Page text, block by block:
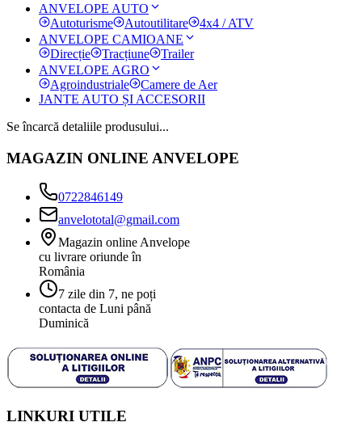
ANVELOPE AUTO
Autoturisme
Autoutilitare
4x4 / ATV
ANVELOPE CAMIOANE
Direcție
Tracțiune
Trailer
ANVELOPE AGRO
Agroindustriale
Camere de Aer
JANTE AUTO ȘI ACCESORII
Se încarcă detaliile produsului...
MAGAZIN ONLINE ANVELOPE
0722846149
anvelototal@gmail.com
Magazin online Anvelope
cu livrare oriunde în
România
7 zile din 7, ne poți
contacta de Luni până
Duminică
LINKURI UTILE